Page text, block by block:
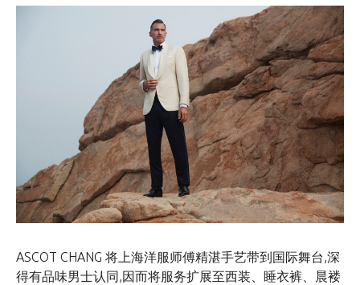
ASCOT CHANG 将上海洋服师傅精湛手艺带到国际舞台,深
得有品味男士认同,因而将服务扩展至西装、睡衣裤、晨褛